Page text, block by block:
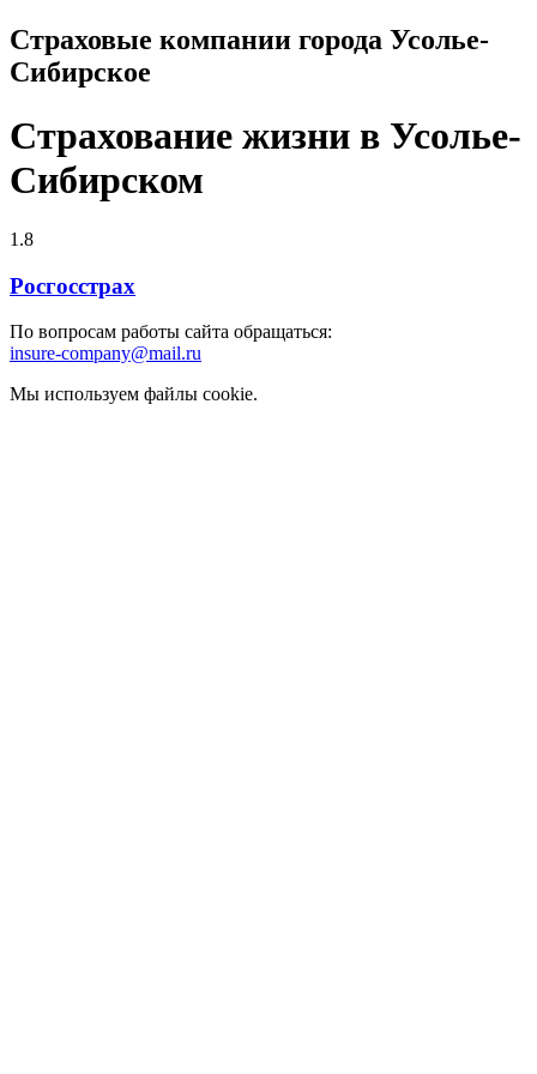
Страховые компании города Усолье-
Сибирское
Страхование жизни в Усолье-
Сибирском
1.8
Росгосстрах
По вопросам работы сайта обращаться:
insure-company@mail.ru
Мы используем файлы cookie.